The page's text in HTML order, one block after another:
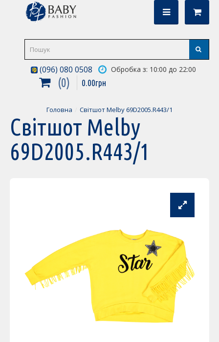
(096) 080 0508 Обробка з: 10:00 до 22:00
0 0.00грн
Головна Світшот Melby 69D2005.R443/1
Світшот Melby
69D2005.R443/1